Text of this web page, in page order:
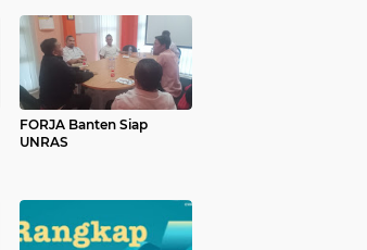
FORJA Banten Siap
UNRAS